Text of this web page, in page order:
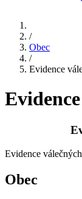
/
Obec
/
Evidence
Evidence
Obec